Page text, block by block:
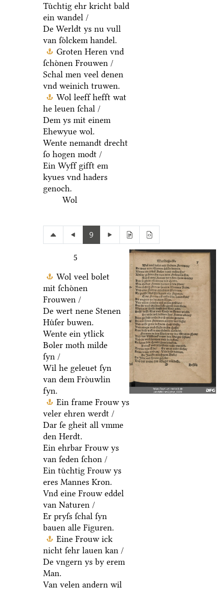
Tuͤchtig ehr kricht bald
ein wandel /
De Werldt ys nu vull
van ſoͤlckem handel.
Groten Heren vnd
ſchoͤnen Frouwen /
Schal men veel denen
vnd weinich truwen.
Wol leeff hefft wat
he leuen ſchal /
Dem ys mit einem
Ehewyue wol.
Wente nemandt drecht
ſo hogen modt /
Ein Wyff gifft em
kyues vnd haders
genoch.
Wol
9
5
Wol veel bolet
mit ſchoͤnen
Frouwen /
De wert nene Stenen
Huͤſer buwen.
Wente ein ytlick
Boler moth milde
ſyn /
Wil he geleuet ſyn
van dem Froͤuwlin
fyn.
Ein frame Frouw ys
veler ehren werdt /
Dar ſe gheit all vmme
den Herdt.
Ein ehrbar Frouw ys
van ſeden ſchon /
Ein tuͤchtig Frouw ys
eres Mannes Kron.
Vnd eine Frouw eddel
van Naturen /
Er pryſs ſchal ſyn
bauen alle Figuren.
Eine Frouw ick
nicht ſehr lauen kan /
De vngern ys by erem
Man.
Van velen andern wil